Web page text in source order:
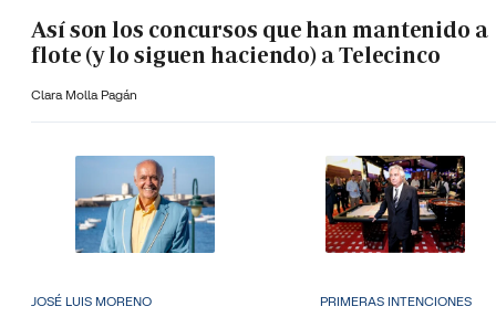
Así son los concursos que han mantenido a
flote (y lo siguen haciendo) a Telecinco
Clara Molla Pagán
JOSÉ LUIS MORENO PRIMERAS INTENCIONES